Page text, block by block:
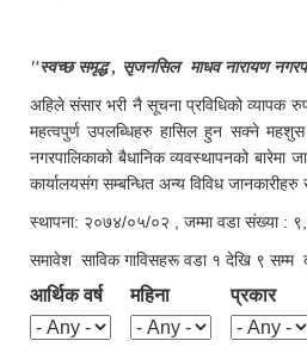
"स्वच्छ समृद्ध , सृजनसिल माधव नारायण
अहिले संसार भरी नै सूचना प्रविधिको व्यापक
महत्वपुर्ण उपलब्धिहरु हासिल हुन सक्ने महशुस
नगरपालिकाको बैधानिक व्यवस्थापनको बारेमा
कार्यालयसंग सम्बन्धित अन्य विविध
स्थापना: २०७४/०५/०२ , जम्मा वडा संख्या :
समावेश साविक गाविसहरू वडा १ देखि ९ सम्म
आर्थिक वर्ष महिना प्रकार